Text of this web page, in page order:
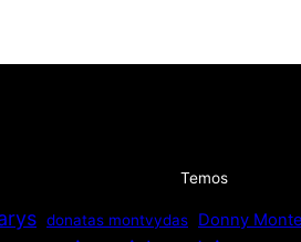
Temos
donatas montvydas Donny